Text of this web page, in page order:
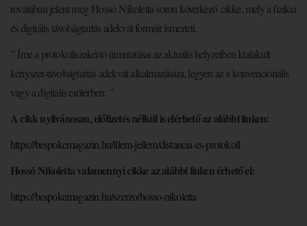
rovatában jelent meg Hossó Nikoletta soron következő cikke, mely a fizikai
és digitális távolságtartás adekvát formáit ismerteti.
” Íme a protokollszakértő útmutatásai az aktuális helyzetben kialakult
kényszer-távolságtartás adekvát alkalmazására, legyen az a konvencionális
vagy a digitális erőtérben. ”
A cikk nyilvánosan, előfizetés nélkül is elérhető az alábbi linken:
https://bespokemagazin.hu/illem-jellem/distancia-es-protokoll
Hossó Nikoletta valamennyi cikke az alábbi linken érhető el:
https://bespokemagazin.hu/szerzo/hosso-nikoletta